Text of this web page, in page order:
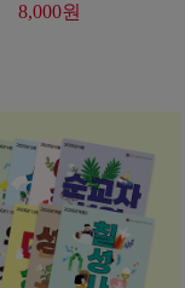
8,000원